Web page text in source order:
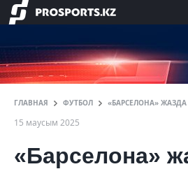
ГЛАВНАЯ ФУТБОЛ «БАРСЕЛОНА»
15 маусым 2025
«Барселона»